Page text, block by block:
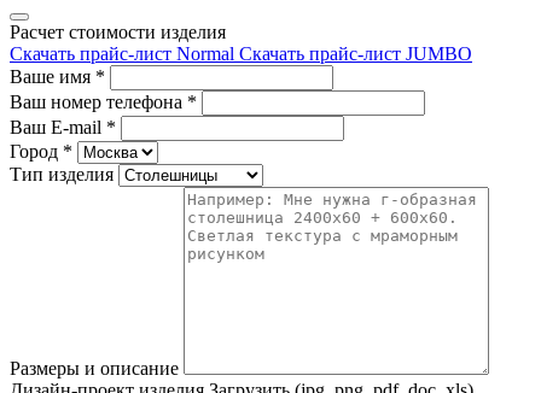
Расчет стоимости изделия
Скачать прайс-лист Normal Скачать прайс-лист JUMBO
Ваше имя *
Ваш номер телефона *
Ваш E-mail *
Город *
Тип изделия
Размеры и описание